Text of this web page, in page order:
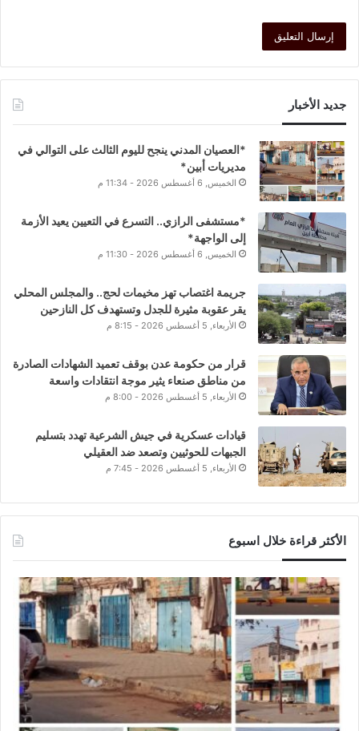
جديد الأخبار
*العصيان المدني ينجح لليوم الثالث على التوالي في
مديريات أبين*
الخميس, 6 أغسطس 2026 - 11:34 م
*مستشفى الرازي.. التسرع في التعيين يعيد الأزمة
إلى الواجهة*
الخميس, 6 أغسطس 2026 - 11:30 م
جريمة اغتصاب تهز مخيمات لحج.. والمجلس المحلي
يقر عقوبة مثيرة للجدل وتستهدف كل النازحين
الأربعاء, 5 أغسطس 2026 - 8:15 م
قرار من حكومة عدن بوقف تعميد الشهادات الصادرة
من مناطق صنعاء يثير موجة انتقادات واسعة
الأربعاء, 5 أغسطس 2026 - 8:00 م
قيادات عسكرية في جيش الشرعية تهدد بتسليم
الجبهات للحوثيين وتصعد ضد العقيلي
الأربعاء, 5 أغسطس 2026 - 7:45 م
الأكثر قراءة خلال اسبوع